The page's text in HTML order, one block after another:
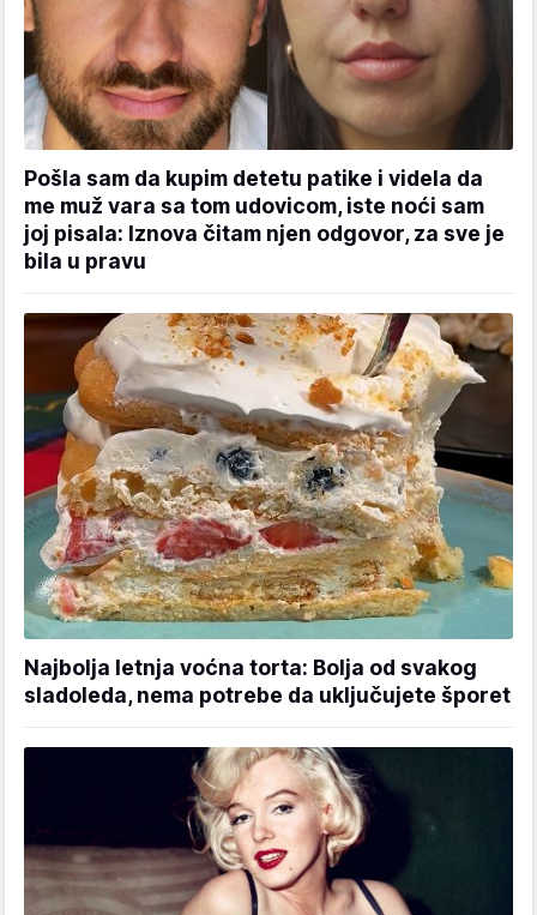
Pošla sam da kupim detetu patike i videla da
me muž vara sa tom udovicom, iste noći sam
joj pisala: Iznova čitam njen odgovor, za sve je
bila u pravu
Najbolja letnja voćna torta: Bolja od svakog
sladoleda, nema potrebe da uključujete šporet